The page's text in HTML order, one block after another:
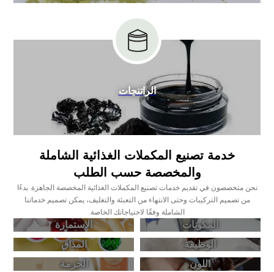
الراتنجات
خدمة تصنيع المكملات الغذائية الشاملة
والمخصصة حسب الطلب
نحن متخصصون في تقديم خدمات تصنيع المكملات الغذائية المخصصة الجاهزة. بدءًا
من تصميم التركيبات وحتى الانتهاء من التعبئة والتغليف، يمكن تصميم خدماتنا
الشاملة وفقًا لاحتياجاتك الخاصة.
المكونات
الاستمارة
الوظيفة
المذاق
اللون
الحزمة